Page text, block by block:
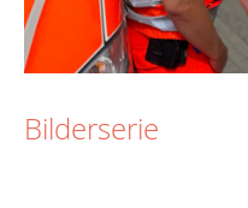
Bilderserie